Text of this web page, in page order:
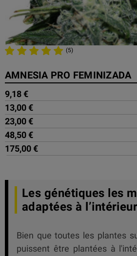
(5)
AMNESIA PRO FEMINIZADA
9,18 €
13,00 €
23,00 €
48,50 €
175,00 €
Les génétiques les
adaptées à l’intérieur
Bien que toutes les plantes
puissent être plantées à